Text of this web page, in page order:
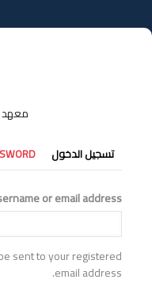
إلى
المحتوى
معهد
التبويبات
الأساسية
تسجيل الدخول
or email address
sent to your registered
email address.